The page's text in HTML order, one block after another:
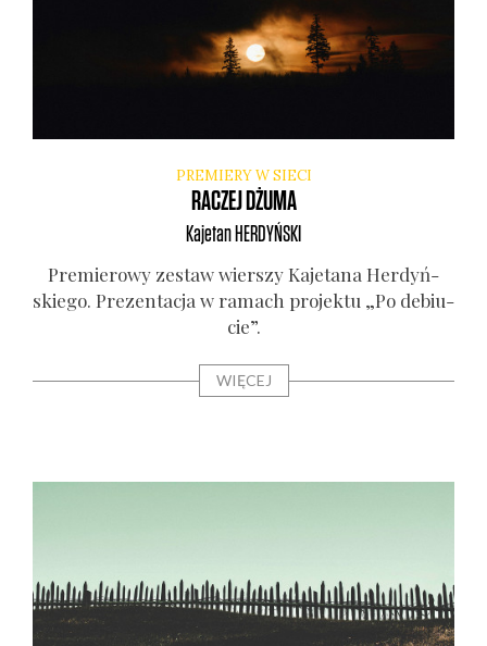
PREMIERY W SIECI
RACZEJ DŻUMA
Kajetan HERDYŃSKI
Pre­mie­ro­wy zestaw wier­szy Kaje­ta­na Her­dyń­
skie­go. Pre­zen­ta­cja w ramach pro­jek­tu „Po debiu­
cie”.
WIĘCEJ